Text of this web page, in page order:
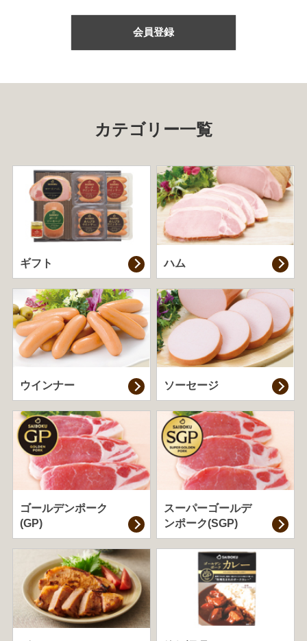
会員登録
カテゴリー一覧
ギフト ハム
ウインナー ソーセージ
ゴールデンポーク
(GP)
スーパーゴールデ
ンポーク(SGP)